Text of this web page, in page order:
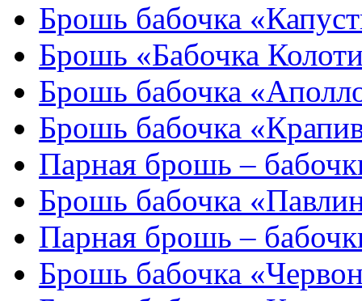
Брошь бабочка
Брошь «Бабочка
Брошь бабочка
Брошь бабочка
Парная брошь –
Брошь бабочка
Парная брошь –
Брошь бабочка